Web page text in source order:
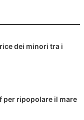
dei minori tra i
per ripopolare il mare